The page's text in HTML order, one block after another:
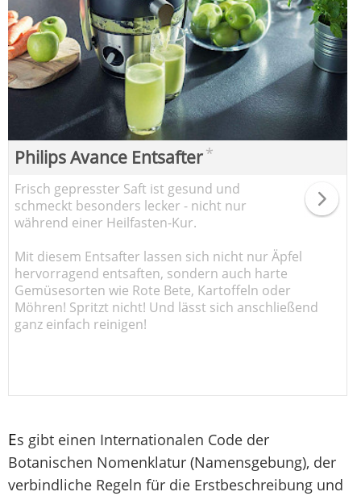
Philips Avance Entsafter*
Frisch gepresster Saft ist gesund und
schmeckt besonders lecker - nicht nur
während einer Heilfasten-Kur.
Mit diesem Entsafter lassen sich nicht nur Äpfel
hervorragend entsaften, sondern auch harte
Gemüsesorten wie Rote Bete, Kartoffeln oder
Möhren! Spritzt nicht! Und lässt sich anschließend
ganz einfach reinigen!
Es gibt einen Internationalen Code der
Botanischen Nomenklatur (Namensgebung), der
verbindliche Regeln für die Erstbeschreibung und